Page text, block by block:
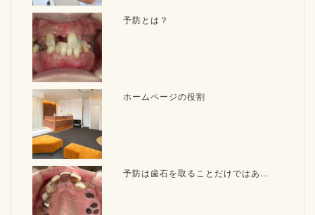
予防とは？
ホームページの役割
予防は歯石を取ることだけではあ...